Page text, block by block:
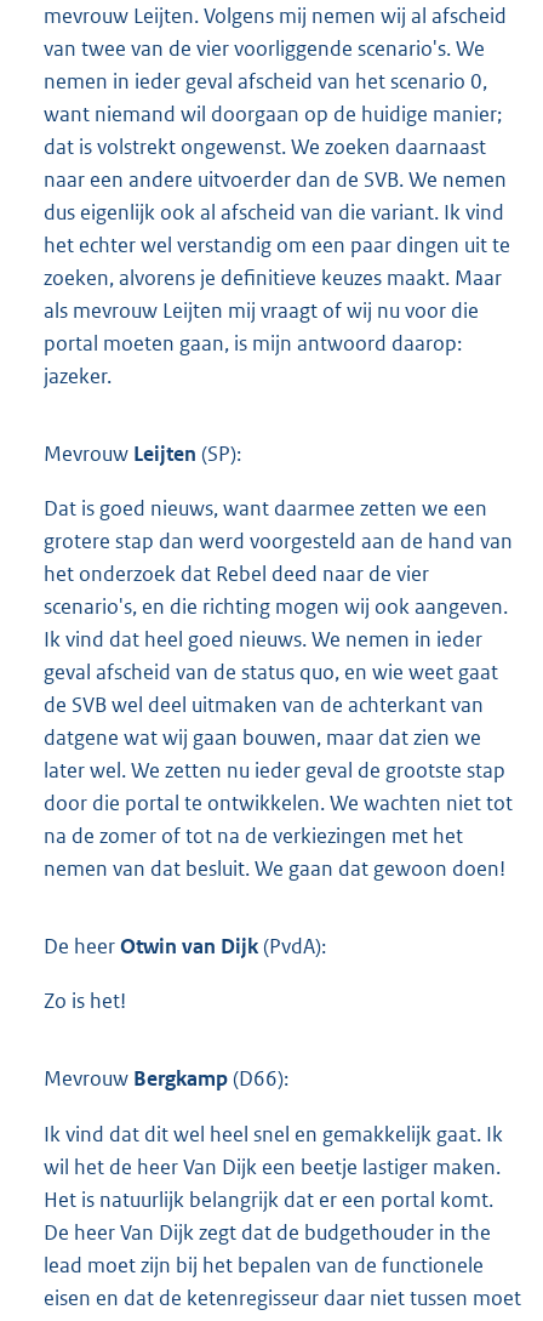
mevrouw Leijten. Volgens mij nemen wij al afscheid
van twee van de vier voorliggende scenario's. We
nemen in ieder geval afscheid van het scenario 0,
want niemand wil doorgaan op de huidige manier;
dat is volstrekt ongewenst. We zoeken daarnaast
naar een andere uitvoerder dan de SVB. We nemen
dus eigenlijk ook al afscheid van die variant. Ik vind
het echter wel verstandig om een paar dingen uit te
zoeken, alvorens je definitieve keuzes maakt. Maar
als mevrouw Leijten mij vraagt of wij nu voor die
portal moeten gaan, is mijn antwoord daarop:
jazeker.
Mevrouw Leijten (SP):
Dat is goed nieuws, want daarmee zetten we een
grotere stap dan werd voorgesteld aan de hand van
het onderzoek dat Rebel deed naar de vier
scenario's, en die richting mogen wij ook aangeven.
Ik vind dat heel goed nieuws. We nemen in ieder
geval afscheid van de status quo, en wie weet gaat
de SVB wel deel uitmaken van de achterkant van
datgene wat wij gaan bouwen, maar dat zien we
later wel. We zetten nu ieder geval de grootste stap
door die portal te ontwikkelen. We wachten niet tot
na de zomer of tot na de verkiezingen met het
nemen van dat besluit. We gaan dat gewoon doen!
De heerOtwin van Dijk(PvdA):
Zo is het!
Mevrouw Bergkamp(D66):
Ik vind dat dit wel heel snel en gemakkelijk gaat. Ik
wil het de heer Van Dijk een beetje lastiger maken.
Het is natuurlijk belangrijk dat er een portal komt.
De heer Van Dijk zegt dat de budgethouder in the
lead moet zijn bij het bepalen van de functionele
eisen en dat de ketenregisseur daar niet tussen moet